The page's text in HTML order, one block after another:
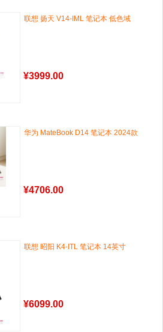
联想 扬天 V14-IML 笔记本 低色域
¥3999.00
华为 MateBook D14 笔记本 2024款
¥4706.00
联想 昭阳 K4-ITL 笔记本 14英寸
¥6099.00